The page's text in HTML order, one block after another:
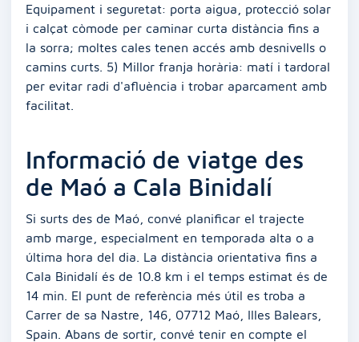
Equipament i seguretat: porta aigua, protecció solar
i calçat còmode per caminar curta distància fins a
la sorra; moltes cales tenen accés amb desnivells o
camins curts. 5) Millor franja horària: matí i tardoral
per evitar radi d'afluència i trobar aparcament amb
facilitat.
Informació de viatge des
de Maó a Cala Binidalí
Si surts des de Maó, convé planificar el trajecte
amb marge, especialment en temporada alta o a
última hora del dia. La distància orientativa fins a
Cala Binidalí és de 10.8 km i el temps estimat és de
14 min. El punt de referència més útil es troba a
Carrer de sa Nastre, 146, 07712 Maó, Illes Balears,
Spain. Abans de sortir, convé tenir en compte el